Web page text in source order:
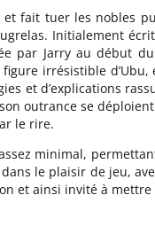
et fait tuer les nobles
Initialement
par Jarry au début
irrésistible
et d’explications
outrance se
le rire.
minimal,
le plaisir de jeu,
et ainsi invité à